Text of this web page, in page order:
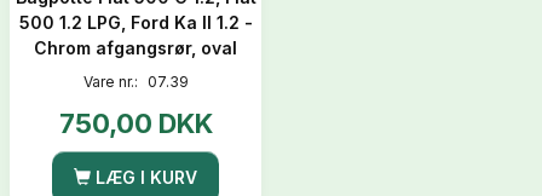
500 1.2 LPG, Ford Ka II 1.2 -
Chrom afgangsrør, oval
Vare nr.: 07.39
750,00 DKK
LÆG I KURV